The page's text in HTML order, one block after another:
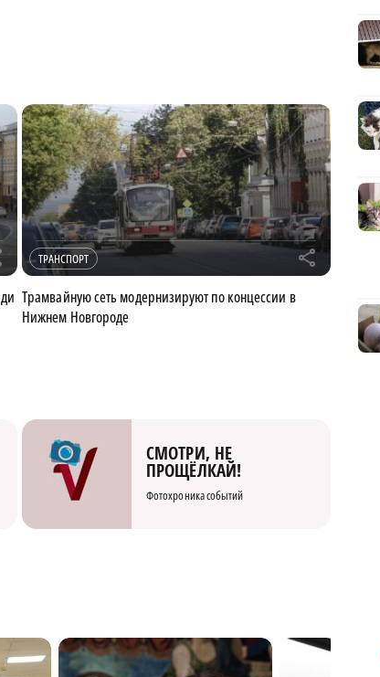
ТРАНСПОРТ r
Трамвайную сеть модернизируют по концессии в
Нижнем Новгороде
СМОТРИ, НЕ
ПРОЩЁЛКАЙ!
Фотохроника событий